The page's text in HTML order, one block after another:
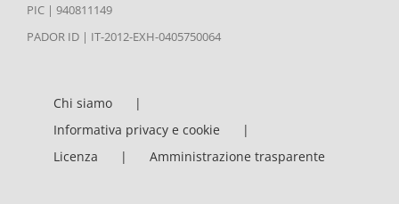
PIC | 940811149
PADOR ID | IT-2012-EXH-0405750064
Chi siamo
Informativa privacy e cookie
Licenza
Amministrazione trasparente